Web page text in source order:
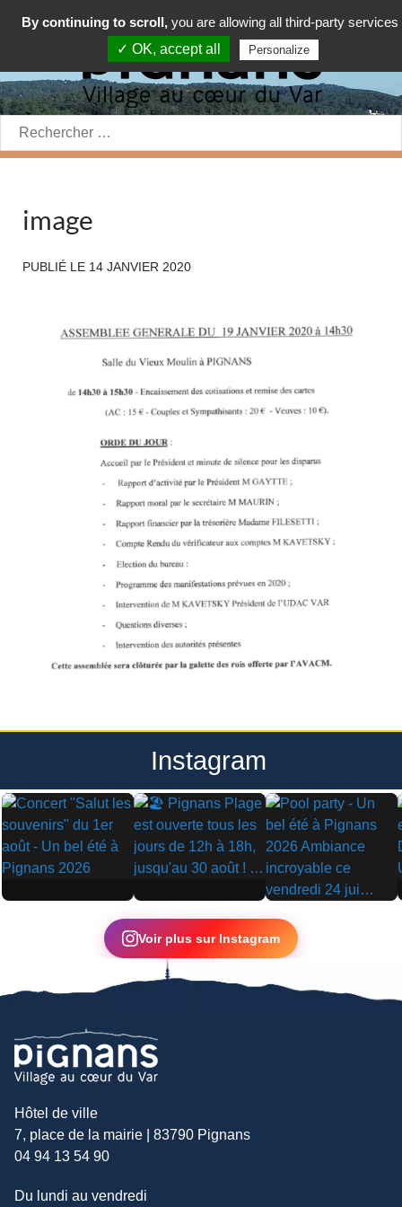
Rechercher:
image
PUBLIÉ LE 14 JANVIER 2020
Instagram
▶ ▶
▶
Voir plus sur Instagram
Hôtel de ville
7, place de la mairie | 83790 Pignans
04 94 13 54 90
Du lundi au vendredi
By continuing to scroll, you are allowing all third-party services
✓ OK, accept all
Personalize